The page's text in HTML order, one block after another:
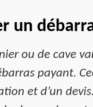
un
ou de cave
payant.
et d’un